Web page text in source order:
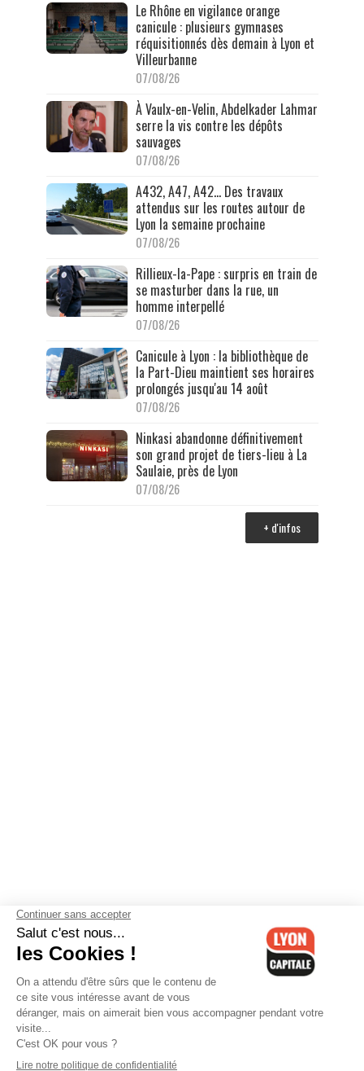
Le Rhône en vigilance orange
canicule : plusieurs gymnases
réquisitionnés dès demain à Lyon et
Villeurbanne
07/08/26
À Vaulx-en-Velin, Abdelkader Lahmar
serre la vis contre les dépôts
sauvages
07/08/26
A432, A47, A42… Des travaux
attendus sur les routes autour de
Lyon la semaine prochaine
07/08/26
Rillieux-la-Pape : surpris en train de
se masturber dans la rue, un
homme interpellé
07/08/26
Canicule à Lyon : la bibliothèque de
la Part-Dieu maintient ses horaires
prolongés jusqu'au 14 août
07/08/26
Ninkasi abandonne définitivement
son grand projet de tiers-lieu à La
Saulaie, près de Lyon
07/08/26
+ d'infos